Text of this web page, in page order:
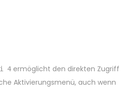
4ermöglicht den direkten Zugriff
Aktivierungsmenü, auch wenn